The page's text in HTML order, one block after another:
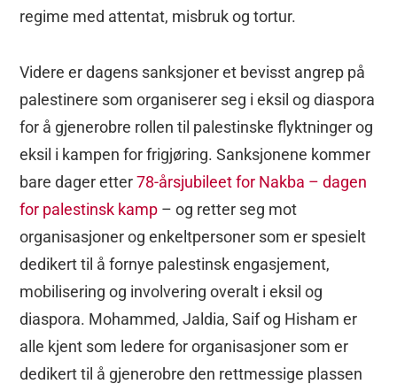
regime med attentat, misbruk og tortur.
Videre er dagens sanksjoner et bevisst angrep på
palestinere som organiserer seg i eksil og diaspora
for å gjenerobre rollen til palestinske flyktninger og
eksil i kampen for frigjøring. Sanksjonene kommer
bare dager etter78-årsjubileet for Nakba – dagen
for palestinsk kamp – og retter seg mot
organisasjoner og enkeltpersoner som er spesielt
dedikert til å fornye palestinsk engasjement,
mobilisering og involvering overalt i eksil og
diaspora. Mohammed, Jaldia, Saif og Hisham er
alle kjent som ledere for organisasjoner som er
dedikert til å gjenerobre den rettmessige plassen